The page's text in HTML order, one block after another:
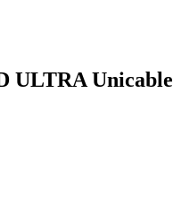
ULTRA Unicable